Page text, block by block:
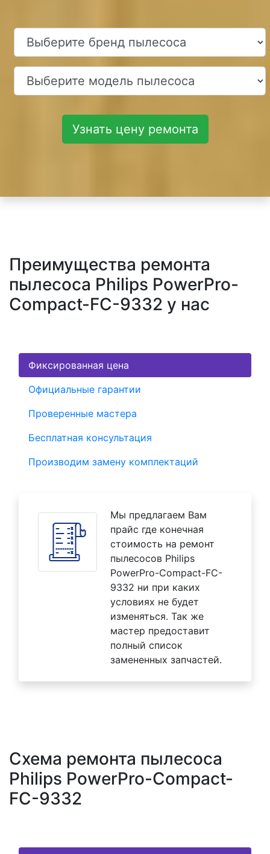
Узнать цену ремонта
Преимущества ремонта
пылесоса Philips PowerPro-
Compact-FC-9332 у нас
Фиксированная цена
Официальные гарантии
Проверенные мастера
Бесплатная консультация
Производим замену комплектаций
Мы предлагаем Вам
прайс где конечная
стоимость на ремонт
пылесосов Philips
PowerPro-Compact-FC-
9332 ни при каких
условиях не будет
изменяться. Так же
мастер предоставит
полный список
замененных запчастей.
Схема ремонта пылесоса
Philips PowerPro-Compact-
FC-9332